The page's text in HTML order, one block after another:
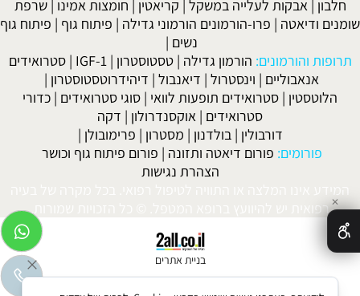
חלבון | אבקות לעלייה במשקל | קריאטין | חומצות אמינו |שרפת
שומנים ודיאטה | פרו-הורמונים הורמוני גדילה | פיתוח גוף | פיתוח גוף
נשים |
תרופות והורמונים: הורמון גדילה |טסטוסטרון |
IGF-1
|סטרואידים
אנאבוליים | וינסטרול | דיאנבול | דיהידרוטסטוסטרון |
הלוטסטין | סטרואידים תופעות לוואי | סוגי סטרואידים | כדורי
סטרואידים | אוקסנדרולון | דקה
דורבולין | בולדנון | מסטרון | פרימובולן |
פורומים: פורום דיאטה ותזונה | פורום פיתוח גוף וכושר
הצהרת נגישות
המידע אינו המלצה או התוויה לטיפול רפואי. בכל מקרה של בעיה
רפואית יש להיוועץ ברופא המטפל. © כל הזכויות שמורות.
בניית אתרים
✕